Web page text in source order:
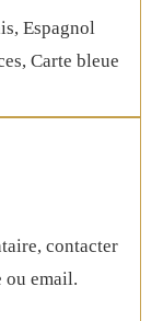
Espagnol
Carte bleue
contacter
ou email.